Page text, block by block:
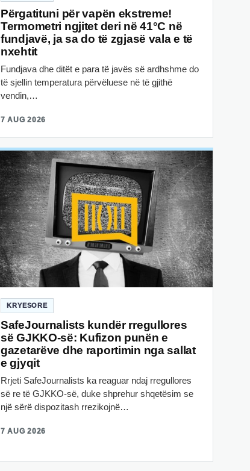
Përgatituni për vapën ekstreme!
Termometri ngjitet deri në 41°C në
fundjavë, ja sa do të zgjasë vala e të
nxehtit
Fundjava dhe ditët e para të javës së ardhshme do
të sjellin temperatura përvëluese në të gjithë
vendin,…
7 AUG 2026
KRYESORE
SafeJournalists kundër rregullores
së GJKKO-së: Kufizon punën e
gazetarëve dhe raportimin nga sallat
e gjyqit
Rrjeti SafeJournalists ka reaguar ndaj rregullores
së re të GJKKO-së, duke shprehur shqetësim se
një sërë dispozitash rrezikojnë…
7 AUG 2026